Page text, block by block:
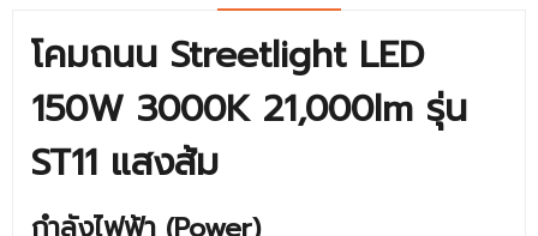
โคมถนน Streetlight LED
150W 3000K 21,000lm รุ่น
ST11 แสงส้ม